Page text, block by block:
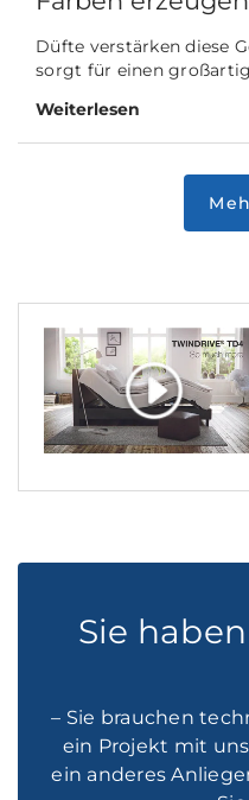
Düfte verstärken diese
sorgt für einen
Weiterlesen
Sie
– Sie brauchen
ein Projekt mit
ein anderes